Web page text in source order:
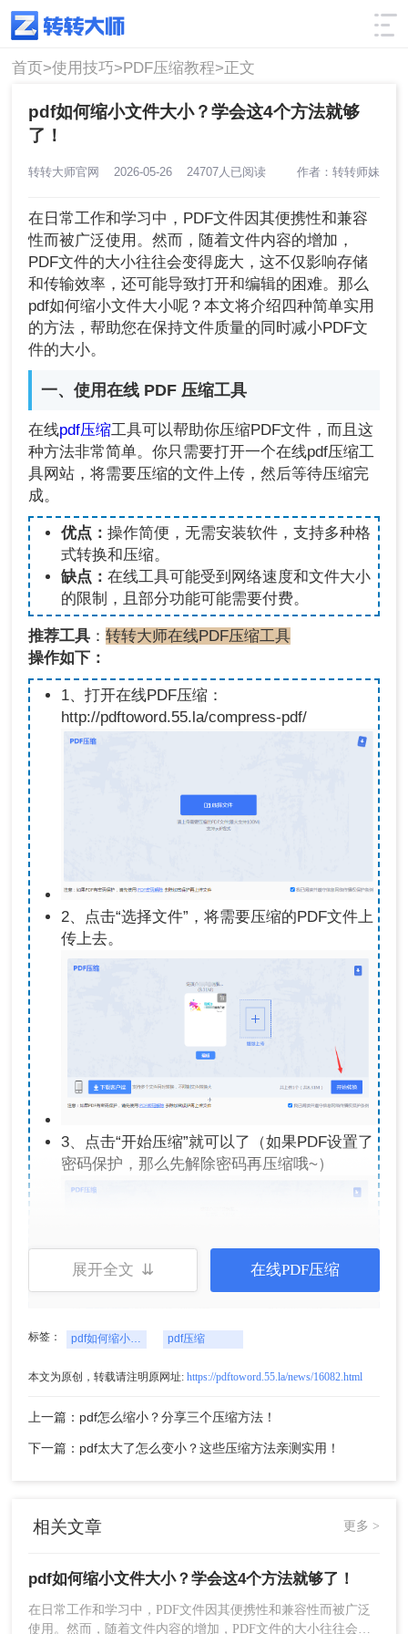
使用技巧 筛选
首页>使用技巧>PDF压缩教程>正文
pdf如何缩小文件大小？学会这4个方法就够
了！
转转大师官网 2026-05-26 24707人已阅读 作者：转转师妹
在日常工作和学习中，PDF文件因其便携性和兼容
性而被广泛使用。然而，随着文件内容的增加，
PDF文件的大小往往会变得庞大，这不仅影响存储
和传输效率，还可能导致打开和编辑的困难。那么
pdf如何缩小文件大小呢？本文将介绍四种简单实用
的方法，帮助您在保持文件质量的同时减小PDF文
件的大小。
一、使用在线 PDF 压缩工具
在线pdf压缩工具可以帮助你压缩PDF文件，而且这
种方法非常简单。你只需要打开一个在线pdf压缩工
具网站，将需要压缩的文件上传，然后等待压缩完
成。
优点： 操作简便，无需安装软件，支持多种格
式转换和压缩。
缺点： 在线工具可能受到网络速度和文件大小
的限制，且部分功能可能需要付费。
推荐工具 ：转转大师在线PDF压缩工具
操作如下：
1、打开在线PDF压缩：
http://pdftoword.55.la/compress-pdf/
2、点击“选择文件”，将需要压缩的PDF文件上
传上去。
3、点击“开始压缩”就可以了（如果PDF设置了
密码保护，那么先解除密码再压缩哦~）
4、点击下载即可。
制，需根据实际情况选择合适的工具。
二、使用 Adobe Acrobat
工具。虽然它需要购买，但是它可以提供比在线工
具更强大的功能。其中之一就是可以帮助你压缩
高，支持自定义设置。适用于专业用户和设计
展开全文 ⇊ 在线PDF压缩
标签： pdf如何缩小文件大小 pdf压缩
本文为原创，转载请注明原网址: https://pdftoword.55.la/news/16082.html
上一篇：pdf怎么缩小？分享三个压缩方法！
下一篇：pdf太大了怎么变小？这些压缩方法亲测实用！
相关文章 更多 >
pdf如何缩小文件大小？学会这4个方法就够了！
在日常工作和学习中，PDF文件因其便携性和兼容性而被广泛
使用。然而，随着文件内容的增加，PDF文件的大小往往会变